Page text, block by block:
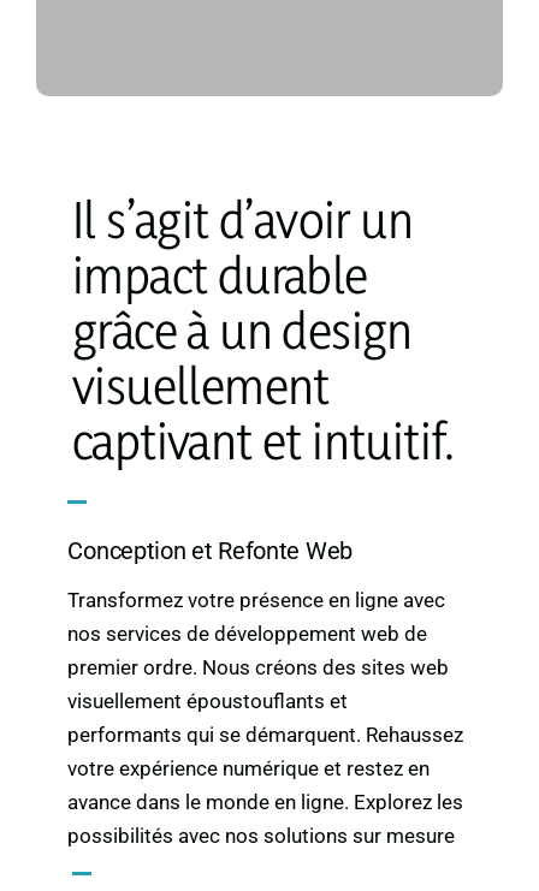
Il s’agit d’avoir un
impact durable
grâce à un design
visuellement
captivant et intuitif.
Conception et Refonte Web
Transformez votre présence en ligne avec
nos services de développement web de
premier ordre. Nous créons des sites web
visuellement époustouflants et
performants qui se démarquent. Rehaussez
votre expérience numérique et restez en
avance dans le monde en ligne. Explorez les
possibilités avec nos solutions sur mesure